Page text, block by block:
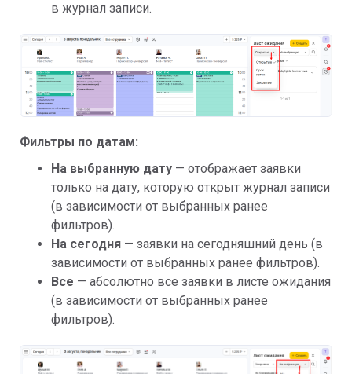
в журнал записи.
Фильтры по датам:
На выбранную дату — отображает заявки
только на дату, которую открыт журнал записи
(в зависимости от выбранных ранее
фильтров).
На сегодня — заявки на сегодняшний день (в
зависимости от выбранных ранее фильтров).
Все — абсолютно все заявки в листе ожидания
(в зависимости от выбранных ранее
фильтров).